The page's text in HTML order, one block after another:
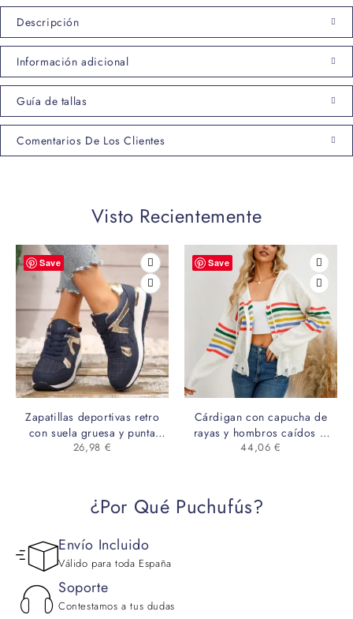
Descripción
Información adicional
Guía de tallas
Comentarios De Los Clientes
Visto Recientemente
Save
Zapatillas deportivas retro
con suela gruesa y punta
redonda – Tallas grandes
26,98 €
Save
Cárdigan con capucha de
rayas y hombros caídos –
estilo desenfadado con
44,06 €
¿Por Qué Puchufús?
Envío Incluido
Válido para toda España
Soporte
Contestamos a tus dudas